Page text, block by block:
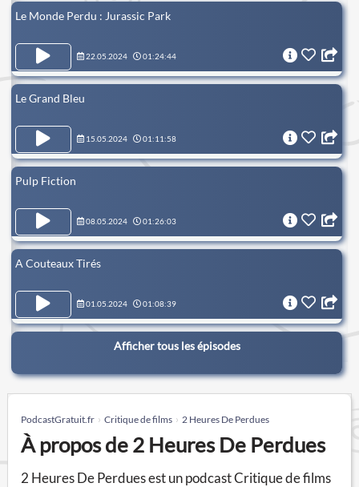
Le Monde Perdu : Jurassic Park
22.05.2024 01:24:44
Le Grand Bleu
15.05.2024 01:11:58
Pulp Fiction
08.05.2024 01:26:03
A Couteaux Tirés
01.05.2024 01:08:39
Afficher tous les épisodes
PodcastGratuit.fr Critique de films 2 Heures De Perdues
À propos de 2 Heures De Perdues
2 Heures De Perdues est un podcast Critique de films